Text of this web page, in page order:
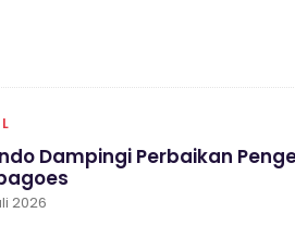
Dampingi Perbaikan
2026